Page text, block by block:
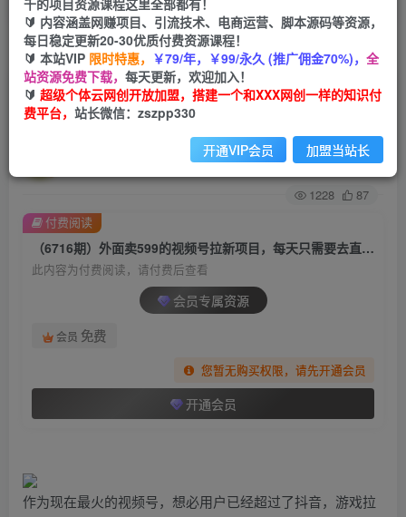
脚本卡密
首页 创业课程 会员专属 正文
（6716期）外面卖599的视频号拉新项目，每天只
需要去直播就可有收入，单日变现300+
关注 私信
1228 87
（6716期）外面卖599的视频号拉新项目，每天只需要去直播就可有收入，单日变现300+
此内容为付费阅读，请付费后查看
会员专属资源
会员 免费
您暂无购买权限，请先开通会员
开通会员
付费阅读
作为现在最火的视频号，想必用户已经超过了抖音，游戏拉
🔰 内容涵盖网赚项目、引流技术、电商运营、脚本源码等资源，
每日稳定更新20-30优质付费资源课程！
🔰 本站VIP 限时特惠， ￥79/年，￥99/永久 (推广佣金70%)， 全
站资源免费下载， 每天更新，欢迎加入！
🔰 超级个体云网创开放加盟，搭建一个和XXX网创一样的知识付
费平台， 站长微信：zszpp330
开通VIP会员 加盟当站长